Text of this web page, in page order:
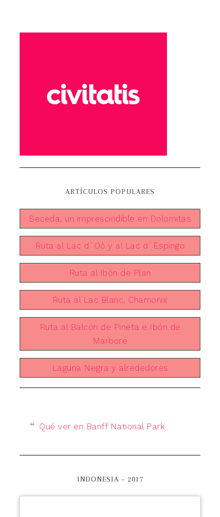
ARTÍCULOS POPULARES
Seceda, un imprescindible en Dolomitas
Ruta al Lac d´Oô y al Lac d´Espingo
Ruta al Ibón de Plan
Ruta al Lac Blanc, Chamonix
Ruta al Balcón de Pineta e Ibón de
Marboré
Laguna Negra y alrededores
Qué ver en Banff National Park
INDONESIA – 2017